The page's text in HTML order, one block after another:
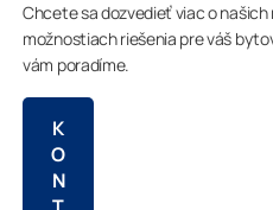
Chcete sa dozvedieť viac o
možnostiach riešenia pre váš
vám poradíme.
K
O
N